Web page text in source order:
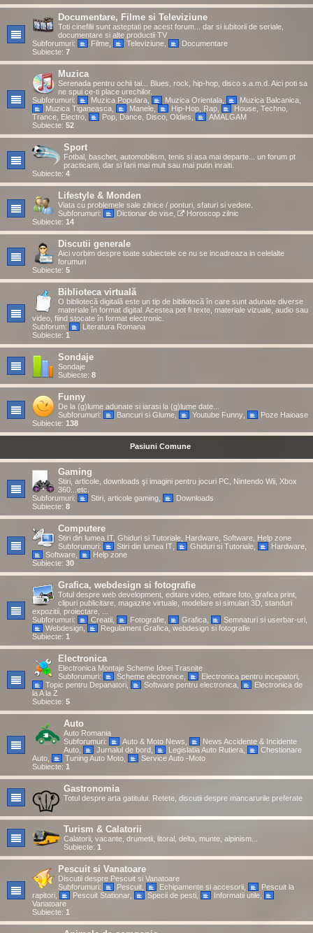
Documentare, Filme si Televiziune
Toti cinefilii sunt asteptati pe acest forum... dar si iubitorii de seriale,
documentare si alte productii TV
Subforumuri:
Filme, Televiziune,
Documentare
Subiecte: 7
Muzica
Serenada pentru ochii tai... Blues, rock, hip-hop, disco s.a.m.d. Aici poti sa
ne spui ce-ti place urechilor.
Subforumuri:
Muzica Populara, Muzica Orientala, Muzica Balcanica,
Muzica Tiganeasca, Manele, Hip-Hop, Rap,
House, Techno,
Trance, Electro
Pop, Dance, Disco, Oldies
AMALGAM
Subiecte: 52
Sport
Fotbal, baschet, automobilism, tenis si asa mai departe... un forum pt
practicanti, dar si fani mai mult sau mai putin inraiti.
Subiecte: 4
Lifestyle & Monden
Viata cu problemele sale zilnice / ponturi, sfaturi si vedete.
Subforumuri:
Dictionar de vise,
Horoscop zilnic
Subiecte: 14
Discutii generale
Aici vorbim despre toate subiectele ce nu se incadreaza in celelalte
forumuri
Subiecte: 5
Biblioteca virtuală
O bibliotecă digitală este un tip de bibliotecă în care sunt adunate diverse
materiale în format digital. Acestea pot fi texte, materiale vizuale, audio sau
video, fiind stocate în format electronic.
Subforum:
Literatura Romana
Subiecte: 1
Sondaje
Sondaje
Subiecte: 8
Funny
De la (g)lume adunate si iarasi la (g)lume date...
Subforumuri:
Bancuri si Glume, Youtube Funny,
Poze Haioase
Subiecte: 138
Pasiuni Comune
Gaming
Stiri, articole, downloads şi imagini pentru jocuri PC, Nintendo Wii, Xbox
360...etc.
Subforumuri:
Stiri, articole gaming,
Downloads
Subiecte: 8
Computere
Stiri din lumea IT, Ghiduri si Tutoriale, Hardware, Software, Help zone
Subforumuri:
Stiri din lumea IT, Ghiduri si Tutoriale, Hardware,
Software,
Help zone
Subiecte: 30
Grafica, webdesign si fotografie
Totul despre web development, editare video, editare foto, grafica print,
clipuri publicitare, magazine virtuale, modelare si simulari 3D, standuri
expozitii, proiectare, ...
Subforumuri:
Creatii, Fotografie, Grafica, Semnaturi si userbar-uri
Webdesign,
Regulament Grafica, webdesign si fotografie
Subiecte: 1
Electronica
Electronica Montaje Scheme Ideei Trasnite
Subforumuri:
Scheme electronice, Electronica pentru incepatori,
Topic pentru Depanatori, Software pentru electronica,
Electronica de
la A la Z
Subiecte: 5
Auto
Auto Romania
Subforumuri:
Auto & Moto News
News Accidente & Incidente
Auto
Jurnalul de bord, Legislatia Auto Rutiera,
Chestionare
Auto
Tuning Auto Moto,
Service Auto -Moto
Subiecte: 1
Gastronomia
Totul despre arta gatitului. Retete, discutii despre mancarurile preferate
Turism & Calatorii
Calatorii, vacante, drumetii, litoral, delta, munte, alpinism...
Subiecte: 1
Pescuit si Vanatoare
Discutii despre Pescuit si Vanatoare
Subforumuri:
Pescuit, Echipamente si accesorii,
Pescuit la
rapitori
Pescuit Stationar, Specii de pesti, Informatii utile,
Vanatoare
Subiecte: 1